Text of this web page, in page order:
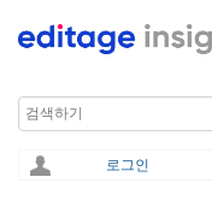
Search
로그인